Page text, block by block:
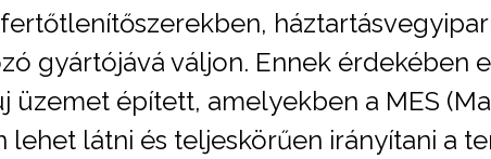
gyártójává váljon. Ennek érdekében
üzemet épített, amelyekben a MES
látni és teljeskörűen irányítani a